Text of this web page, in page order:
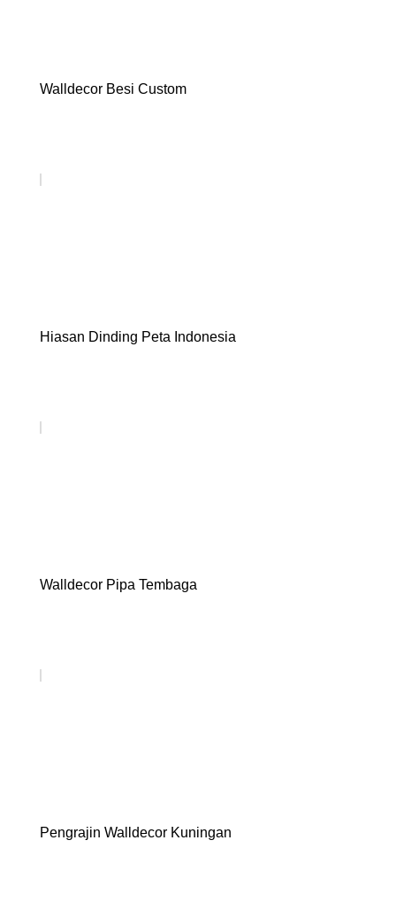
Walldecor Besi Custom
Hiasan Dinding Peta Indonesia
Walldecor Pipa Tembaga
Pengrajin Walldecor Kuningan